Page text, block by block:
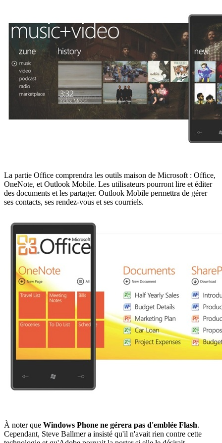
La partie Office comprendra les outils maison de Microsoft : Office,
OneNote, et Outlook Mobile. Les utilisateurs pourront lire et éditer
des documents et les partager. Outlook Mobile permettra de gérer
ses contacts, ses rendez-vous et ses courriels.
À noter que Windows Phone ne gérera pas d'emblée Flash.
Cependant, Steve Ballmer a insisté qu'il n'avait rien contre cette